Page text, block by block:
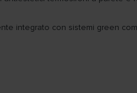
integrato con sistemi green